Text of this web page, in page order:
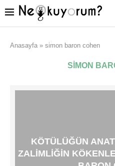
Anasayfa » simon baron cohen
SIMON
KÖTÜLÜĞÜN
ZALIMLIĞIN